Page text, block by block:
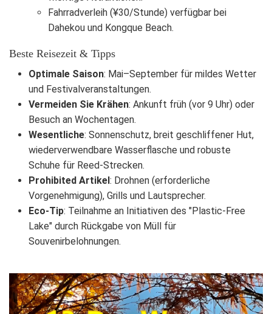
Fahrradverleih (¥30/Stunde) verfügbar bei
Dahekou und Kongque Beach.
Beste Reisezeit & Tipps
Optimale Saison: Mai–September für mildes Wetter
und Festivalveranstaltungen.
Vermeiden Sie Krähen: Ankunft früh (vor 9 Uhr) oder
Besuch an Wochentagen.
Wesentliche: Sonnenschutz, breit geschliffener Hut,
wiederverwendbare Wasserflasche und robuste
Schuhe für Reed-Strecken.
Prohibited Artikel: Drohnen (erforderliche
Vorgenehmigung), Grills und Lautsprecher.
Eco-Tip: Teilnahme an Initiativen des "Plastic-Free
Lake" durch Rückgabe von Müll für
Souvenirbelohnungen.